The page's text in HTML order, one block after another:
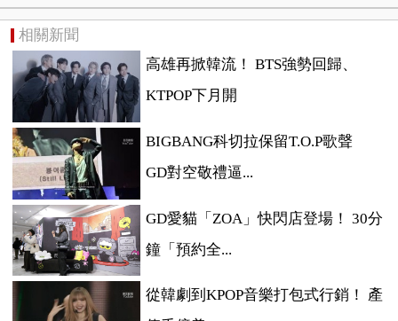
相關新聞
高雄再掀韓流！ BTS強勢回歸、
KTPOP下月開
BIGBANG科切拉保留T.O.P歌聲
GD對空敬禮逼...
GD愛貓「ZOA」快閃店登場！ 30分
鐘「預約全...
從韓劇到KPOP音樂打包式行銷！ 產